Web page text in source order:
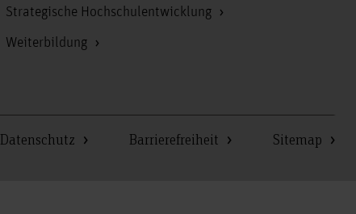
Strategische Hochschulentwicklung
Weiterbildung
Datenschutz Barrierefreiheit Sitemap